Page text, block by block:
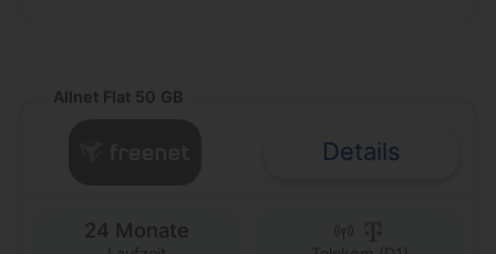
Allnet Flat 50 GB
Details
24 Monate